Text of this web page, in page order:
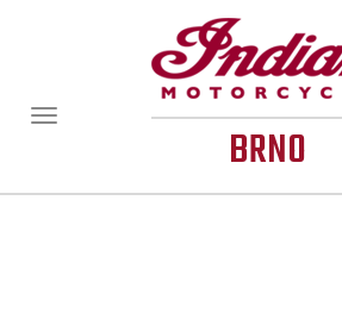
BRNO
Zobrazit/skrýt